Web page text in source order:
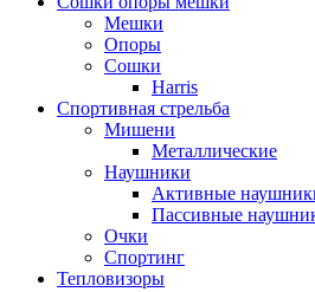
Мешки
Опоры
Сошки
Harris
Спортивная стрельба
Мишени
Металлические
Наушники
Активные
Пассивные
Очки
Спортинг
Тепловизоры